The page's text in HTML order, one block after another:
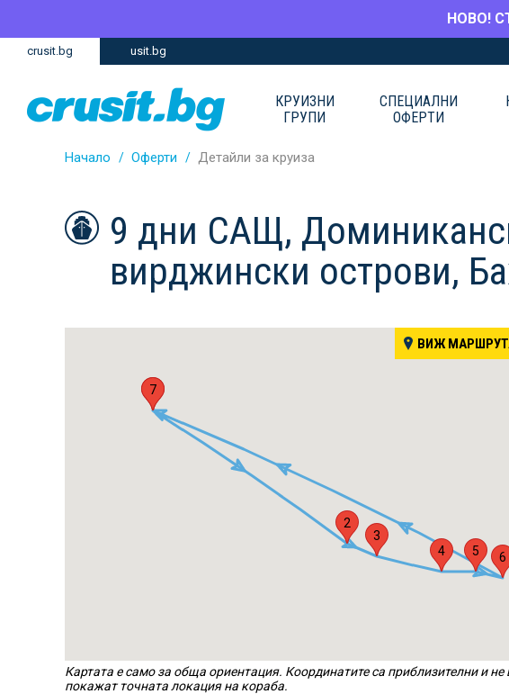
НОВО!
Премини
съдържание
Премини
crusit.bg usit.bg
КРУИЗНИ
ГРУПИ
СПЕЦИАЛНИ
ОФЕРТИ
Начало Оферти Детайли за круиза
9 дни САЩ,
вирджински острови,
1
2
3
4
5 6
7
ВИЖ
Картата е само за обща ориентация. Координатите са приблизителни и не
покажат точната локация на кораба.